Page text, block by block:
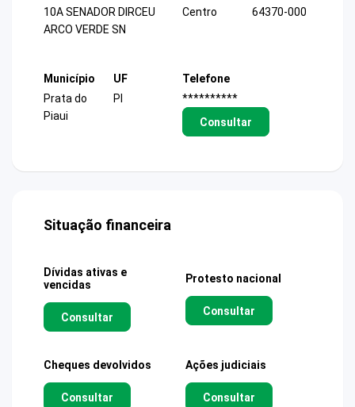
10A SENADOR DIRCEU
ARCO VERDE SN
Centro
64370-000
Município
Prata do
Piaui
UF
PI
Telefone
**********
Consultar
Situação financeira
Dívidas ativas e
vencidas
Consultar
Protesto nacional
Consultar
Cheques devolvidos
Consultar
Ações judiciais
Consultar